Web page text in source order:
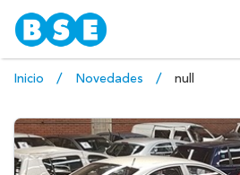
Inicio Novedades null